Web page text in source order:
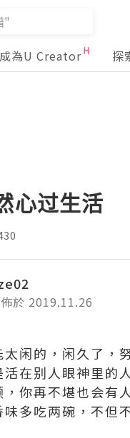
成為U Creator 探
心过生活
於 2019.11.26
太闲的，闲久了，
在别人眼神里的
，你再不堪也会有
味多吃两碗，不但